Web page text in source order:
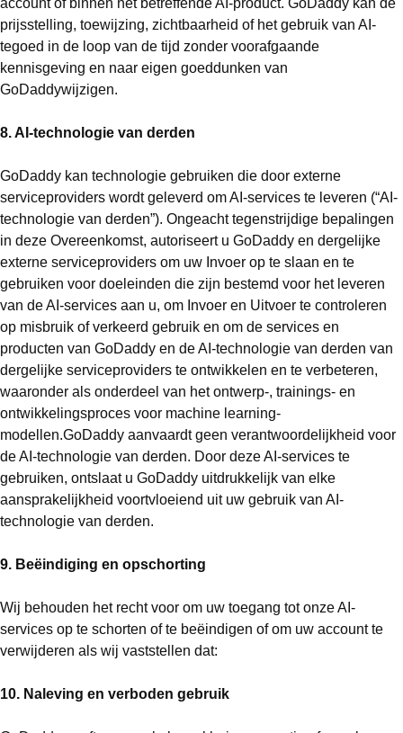
account of binnen het betreffende AI-product. GoDaddy kan de
prijsstelling, toewijzing, zichtbaarheid of het gebruik van AI-
tegoed in de loop van de tijd zonder voorafgaande
kennisgeving en naar eigen goeddunken van
GoDaddywijzigen.
8. AI-technologie van derden
GoDaddy kan technologie gebruiken die door externe
serviceproviders wordt geleverd om AI-services te leveren (“AI-
technologie van derden”). Ongeacht tegenstrijdige bepalingen
in deze Overeenkomst, autoriseert u GoDaddy en dergelijke
externe serviceproviders om uw Invoer op te slaan en te
gebruiken voor doeleinden die zijn bestemd voor het leveren
van de AI-services aan u, om Invoer en Uitvoer te controleren
op misbruik of verkeerd gebruik en om de services en
producten van GoDaddy en de AI-technologie van derden van
dergelijke serviceproviders te ontwikkelen en te verbeteren,
waaronder als onderdeel van het ontwerp-, trainings- en
ontwikkelingsproces voor machine learning-
modellen.GoDaddy aanvaardt geen verantwoordelijkheid voor
de AI-technologie van derden. Door deze AI-services te
gebruiken, ontslaat u GoDaddy uitdrukkelijk van elke
aansprakelijkheid voortvloeiend uit uw gebruik van AI-
technologie van derden.
9. Beëindiging en opschorting
Wij behouden het recht voor om uw toegang tot onze AI-
services op te schorten of te beëindigen of om uw account te
verwijderen als wij vaststellen dat:
10. Naleving en verboden gebruik